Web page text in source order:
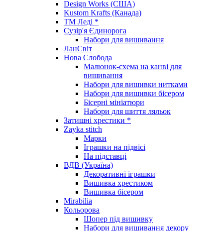
Design Works (США)
Kustom Krafts (Канада)
ТМ Леді *
Сузір'я Єдинорога
Набори для вишивання
ЛанСвіт
Нова Слобода
Малюнок-схема на канві для
вишивання
Набори для вишивки нитками
Набори для вишивки бісером
Бісерні мініатюри
Набори для шиття ляльок
Затишні хрестики *
Zayka stitch
Марки
Іграшки на підвісі
На підставці
ВДВ (Україна)
Декоративні іграшки
Вишивка хрестиком
Вишивка бісером
Mirabilia
Кольорова
Шопер під вишивку
Набори для вишивання декору